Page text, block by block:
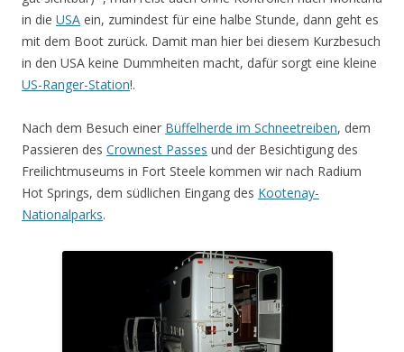
in die USA ein, zumindest für eine halbe Stunde, dann geht es
mit dem Boot zurück. Damit man hier bei diesem Kurzbesuch
in den USA keine Dummheiten macht, dafür sorgt eine kleine
US-Ranger-Station!.
Nach dem Besuch einer Büffelherde im Schneetreiben, dem
Passieren des Crownest Passes und der Besichtigung des
Freilichtmuseums in Fort Steele kommen wir nach Radium
Hot Springs, dem südlichen Eingang des Kootenay-
Nationalparks.